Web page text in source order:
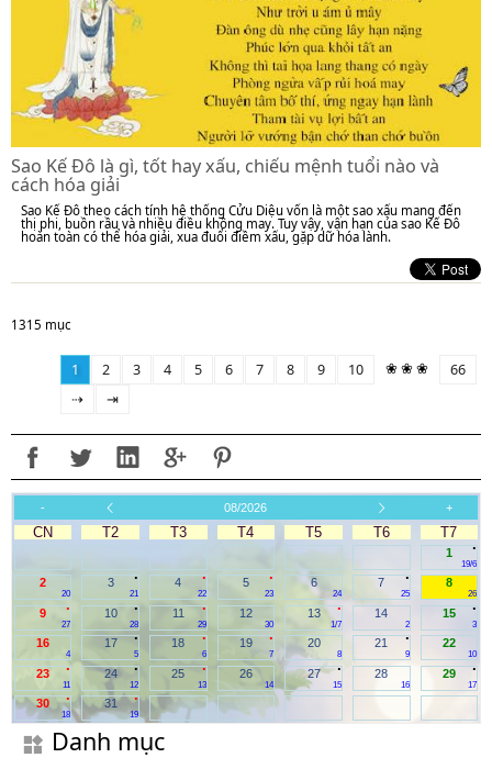
Sao Kế Đô là gì, tốt hay xấu, chiếu mệnh tuổi nào và
cách hóa giải
Sao Kế Đô theo cách tính hệ thống Cửu Diệu vốn là một sao xấu mang đến
thị phi, buồn rầu và nhiều điều không may. Tuy vậy, vận hạn của sao Kế Đô
hoàn toàn có thể hóa giải, xua đuổi điềm xấu, gặp dữ hóa lành.
1315 mục
1 2 3 4 5 6 7 8 9 10 ❀ ❀ ❀
66
⇢
⇥
- 08/2026 +
CN T2 T3 T4 T5 T6 T7
.
1
19/6
2
20
.
3
21
.
4
22
.
5
23
6
24
.
7
25
8
26
.
9
27
.
10
28
.
11
29
12
30
.
13
1/7
14
2
.
15
3
16
4
.
17
5
.
18
6
.
19
7
20
8
.
21
9
22
10
.
23
11
.
24
12
.
25
13
26
14
.
27
15
28
16
.
29
17
.
30
18
.
31
19
Danh mục